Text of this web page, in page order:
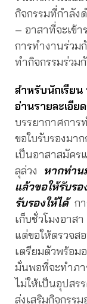
กิจกรรมที่กำลัง
– อาสาที่จะเข้า
การทำงานร่วม
ทำกิจกรรมร่วม
สำหรับนักเรีย
อ่านรายละเอีย
บรรยากาศการ
ขอใบรับรองมา
เป็นอาสาสมัคร
ลุล่วง หากท่าน
แล้วขอให้รับรอ
รับรองให้ได้ ก
เก็บชั่วโมงอาส
แต่ขอให้ตรวจส
เตรียมตัวพร้อม
มั่นพอที่จะทำภา
ไม่ให้เป็นอุปสร
ส่งเสริมกิจกรร